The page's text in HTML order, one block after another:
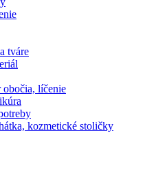
tváre
obočia, líčenie
kozmetické stoličky